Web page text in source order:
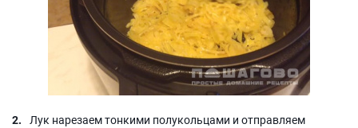
Лук нарезаем тонкими полукольцами и отправляем